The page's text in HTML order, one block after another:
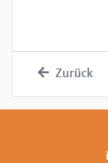
Zurück